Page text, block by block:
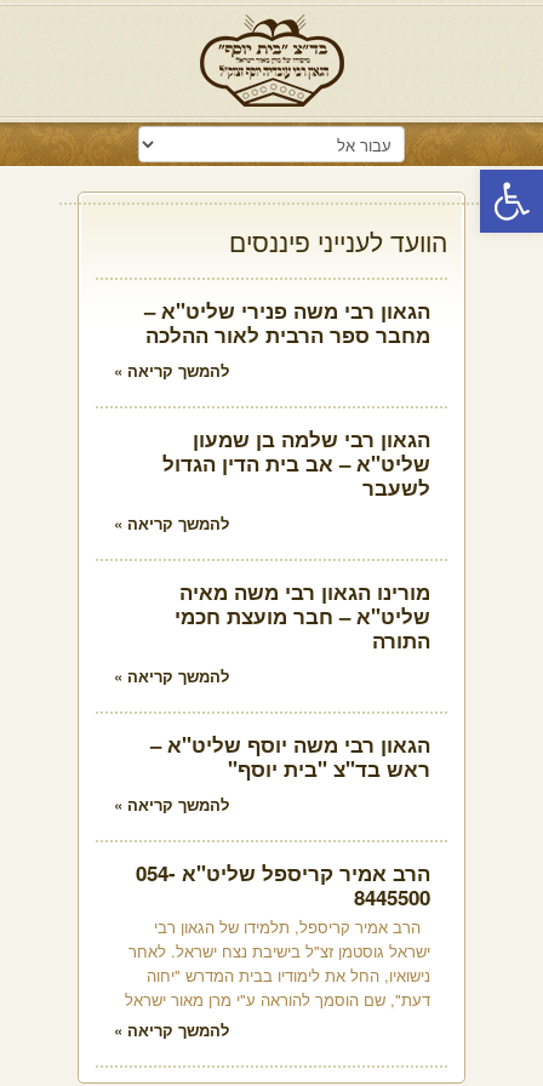
פתח סרגל נגישות
הוועד לענייני פיננסים
הגאון רבי משה פנירי שליט"א –
מחבר ספר הרבית לאור ההלכה
להמשך קריאה »
הגאון רבי שלמה בן שמעון
שליט"א – אב בית הדין הגדול
לשעבר
להמשך קריאה »
מורינו הגאון רבי משה מאיה
שליט"א – חבר מועצת חכמי
התורה
להמשך קריאה »
הגאון רבי משה יוסף שליט"א –
ראש בד"צ "בית יוסף"
להמשך קריאה »
הרב אמיר קריספל שליט"א 054-
8445500
הרב אמיר קריספל, תלמידו של הגאון רבי
ישראל גוסטמן זצ"ל בישיבת נצח ישראל. לאחר
נישואיו, החל את לימודיו בבית המדרש "יחוה
דעת", שם הוסמך להוראה ע"י מרן מאור ישראל
להמשך קריאה »